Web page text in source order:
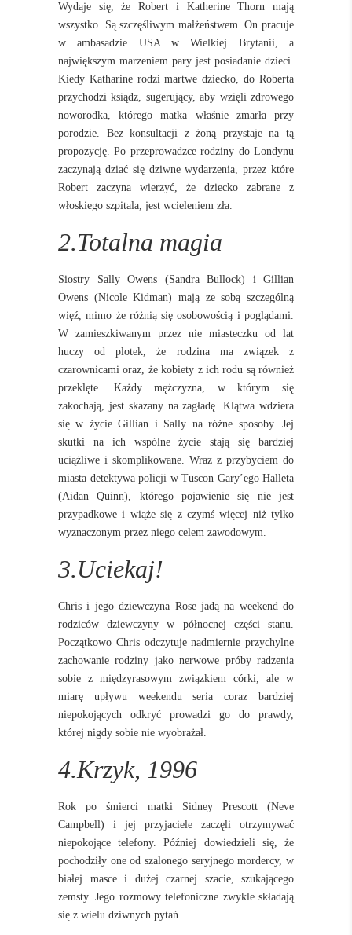
Wydaje się, że Robert i Katherine Thorn mają
wszystko. Są szczęśliwym małżeństwem. On pracuje
w ambasadzie USA w Wielkiej Brytanii, a
największym marzeniem pary jest posiadanie dzieci.
Kiedy Katharine rodzi martwe dziecko, do Roberta
przychodzi ksiądz, sugerujący, aby wzięli zdrowego
noworodka, którego matka właśnie zmarła przy
porodzie. Bez konsultacji z żoną przystaje na tą
propozycję. Po przeprowadzce rodziny do Londynu
zaczynają dziać się dziwne wydarzenia, przez które
Robert zaczyna wierzyć, że dziecko zabrane z
włoskiego szpitala, jest wcieleniem zła.
2.Totalna magia
Siostry Sally Owens (Sandra Bullock) i Gillian
Owens (Nicole Kidman) mają ze sobą szczególną
więź, mimo że różnią się osobowością i poglądami.
W zamieszkiwanym przez nie miasteczku od lat
huczy od plotek, że rodzina ma związek z
czarownicami oraz, że kobiety z ich rodu są również
przeklęte. Każdy mężczyzna, w którym się
zakochają, jest skazany na zagładę. Klątwa wdziera
się w życie Gillian i Sally na różne sposoby. Jej
skutki na ich wspólne życie stają się bardziej
uciążliwe i skomplikowane. Wraz z przybyciem do
miasta detektywa policji w Tuscon Gary’ego Halleta
(Aidan Quinn), którego pojawienie się nie jest
przypadkowe i wiąże się z czymś więcej niż tylko
wyznaczonym przez niego celem zawodowym.
3.Uciekaj!
Chris i jego dziewczyna Rose jadą na weekend do
rodziców dziewczyny w północnej części stanu.
Początkowo Chris odczytuje nadmiernie przychylne
zachowanie rodziny jako nerwowe próby radzenia
sobie z międzyrasowym związkiem córki, ale w
miarę upływu weekendu seria coraz bardziej
niepokojących odkryć prowadzi go do prawdy,
której nigdy sobie nie wyobrażał.
4.Krzyk, 1996
Rok po śmierci matki Sidney Prescott (Neve
Campbell) i jej przyjaciele zaczęli otrzymywać
niepokojące telefony. Później dowiedzieli się, że
pochodziły one od szalonego seryjnego mordercy, w
białej masce i dużej czarnej szacie, szukającego
zemsty. Jego rozmowy telefoniczne zwykle składają
się z wielu dziwnych pytań.